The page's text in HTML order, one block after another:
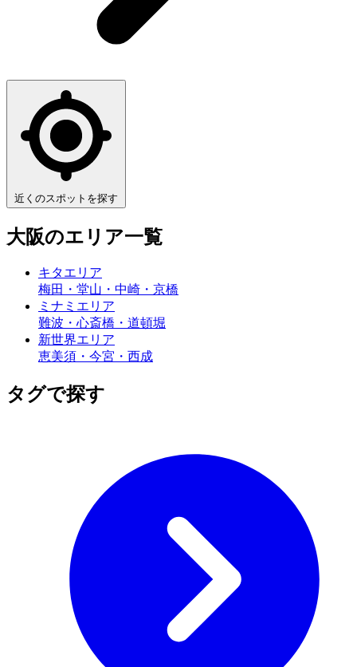
近くのスポットを探す
大阪のエリア一覧
キタエリア
梅田・堂山・中崎・京橋
ミナミ エリア
難波・心斎橋・道頓堀
新世界エリア
恵美須・今宮・西成
タグで探す